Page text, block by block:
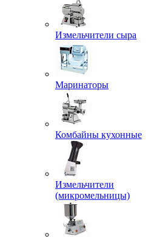
Измельчители сыра
Маринаторы
Комбайны кухонные
Измельчители
(микромельницы)